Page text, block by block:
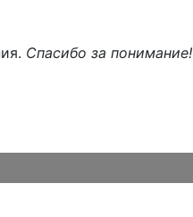
Спасибо за понимание!